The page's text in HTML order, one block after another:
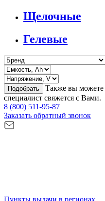
Щелочные
Гелевые
Подобрать Также вы можете
специалист свяжется с Вами.
8 (800) 511-95-87
Заказать обратный звонок
Пункты выдачи в регионах